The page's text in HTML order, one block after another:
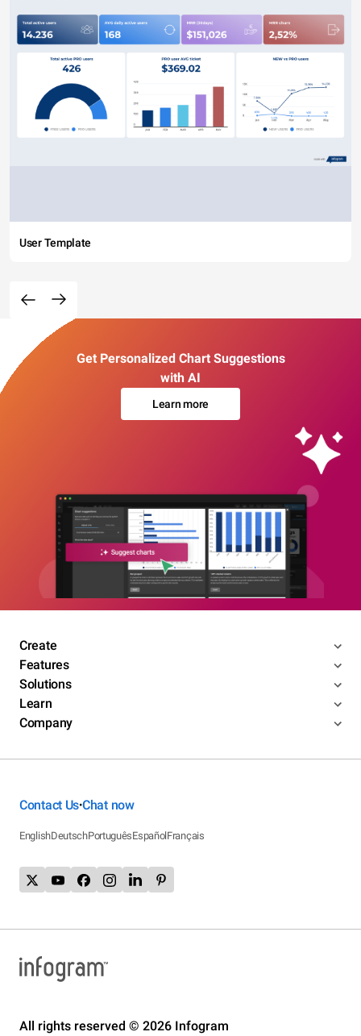
User Template
Get Personalized Chart Suggestions
with AI
Learn more
Create
Features
Solutions
Learn
Company
Contact Us•Chat now
EnglishDeutschPortuguêsEspañolFrançais
All rights reserved © 2026 Infogram